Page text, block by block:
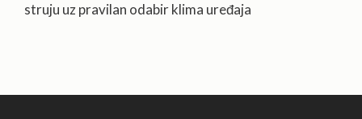
struju uz pravilan odabir klima uređaja